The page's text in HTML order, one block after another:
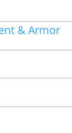
& Armor